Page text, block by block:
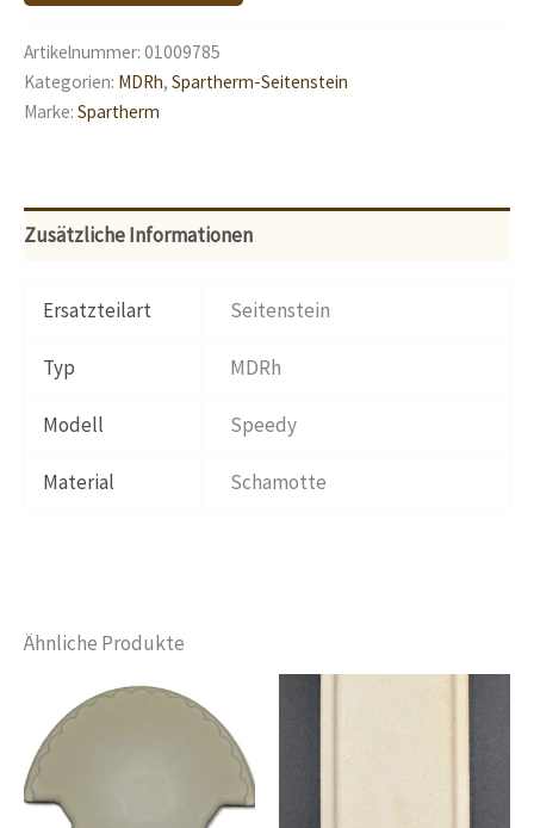
Artikelnummer: 01009785
Kategorien: MDRh, Spartherm-Seitenstein
Marke: Spartherm
Zusätzliche Informationen
Ersatzteilart Seitenstein
Typ MDRh
Modell Speedy
Material Schamotte
Ähnliche Produkte